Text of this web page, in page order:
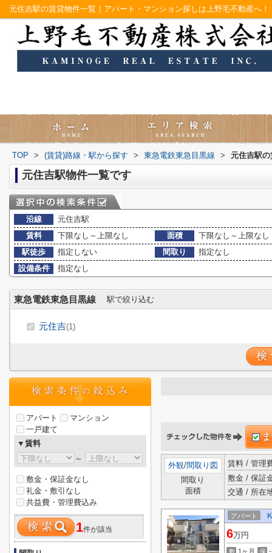
元住吉駅の賃貸物件一覧｜アパート・マンション探しは上野毛不動産へ！
TOP > (賃貸)路線・駅から探す > 東急電鉄東急目黒線 > 元住吉駅の
元住吉駅物件一覧です
沿線
元住吉駅
賃料
下限なし～上限なし 面積
下限なし～上限なし
駅徒歩
指定しない 間取り
指定なし
設備条件
指定なし
東急電鉄東急目黒線 駅で絞り込む
元住吉(1)
外観/間取り図
間取り
面積
賃料 / 管理
敷金 / 保証
交通 / 所在
アパート
6万円
敷 1ヶ月 保 -
アパート
マンション
一戸建て
▼賃料
～
敷金・保証金なし
礼金・敷引なし
共益費・管理費込み
1件が該当